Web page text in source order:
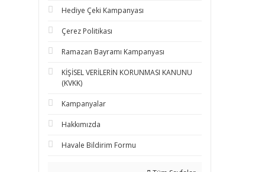
Hediye Çeki Kampanyası
Çerez Politikası
Ramazan Bayramı Kampanyası
KİŞİSEL VERİLERİN KORUNMASI KANUNU
(KVKK)
Kampanyalar
Hakkımızda
Havale Bildirim Formu